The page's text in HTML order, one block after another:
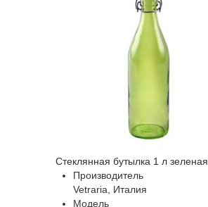
Стеклянная бутылка 1 л зеленая
Производитель
Vetraria, Италия
Модель